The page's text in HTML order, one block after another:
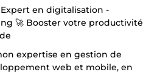
en digitalisation -
🚀 Booster votre productivité
expertise en gestion de
web et mobile, en